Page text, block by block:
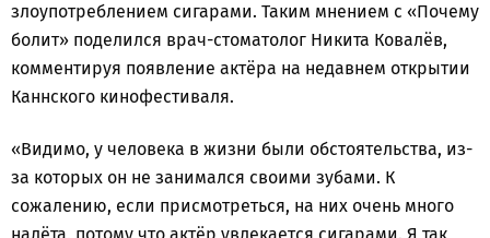
злоупотреблением сигарами. Таким мнением с «Почему
болит» поделился врач-стоматолог Никита Ковалёв,
комментируя появление актёра на недавнем открытии
Каннского кинофестиваля.
«Видимо, у человека в жизни были обстоятельства, из-
за которых он не занимался своими зубами. К
сожалению, если присмотреться, на них очень много